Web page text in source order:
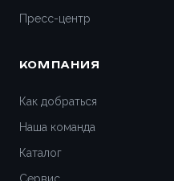
Пресс-центр
КОМПАНИЯ
Как добраться
Наша команда
Каталог